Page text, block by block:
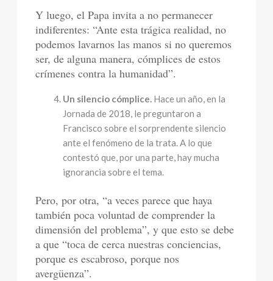
Y luego, el Papa invita a no permanecer
indiferentes: “Ante esta trágica realidad, no
podemos lavarnos las manos si no queremos
ser, de alguna manera, cómplices de estos
crímenes contra la humanidad”.
Un silencio cómplice. Hace un año, en la
Jornada de 2018, le preguntaron a
Francisco sobre el sorprendente silencio
ante el fenómeno de la trata. A lo que
contestó que, por una parte, hay mucha
ignorancia sobre el tema.
Pero, por otra, “a veces parece que haya
también poca voluntad de comprender la
dimensión del problema”, y que esto se debe
a que “toca de cerca nuestras conciencias,
porque es escabroso, porque nos
avergüenza”.